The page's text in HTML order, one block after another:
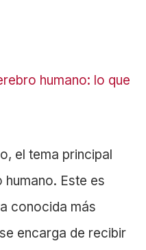
humano: lo que
el tema principal
Este es
conocida más
encarga de recibir